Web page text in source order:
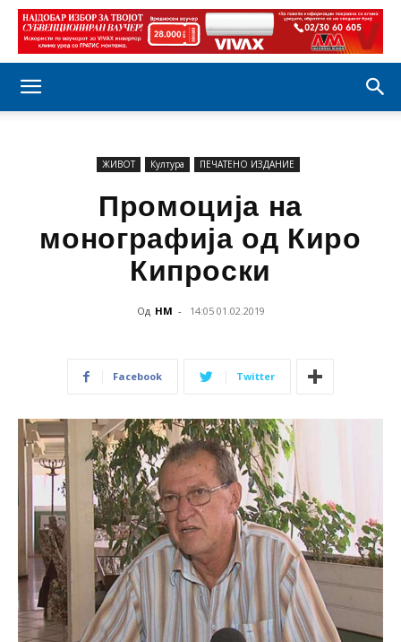
ЖИВОТ Култура ПЕЧАТЕНО ИЗДАНИЕ
Промоција на
монографија од Киро
Кипроски
Од НМ - 14:05 01.02.2019
Facebook Twitter